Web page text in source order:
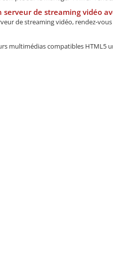
de streaming vidéo
de streaming vidéo, rendez-
multimédias compatibles HTML5